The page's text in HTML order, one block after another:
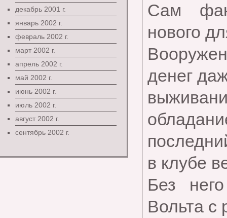
декабрь 2001 г.
январь 2002 г.
февраль 2002 г.
март 2002 г.
апрель 2002 г.
май 2002 г.
июнь 2002 г.
июль 2002 г.
август 2002 г.
сентябрь 2002 г.
Сам
нового
денег
в клубе
Без
Вольта с